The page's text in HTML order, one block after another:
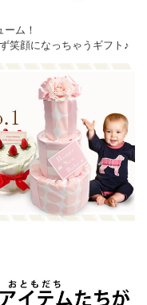
ム！
笑顔になっちゃうギフト♪